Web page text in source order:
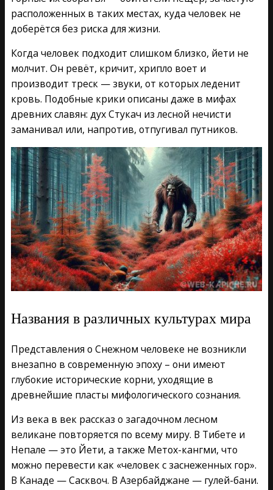
расположенных в таких местах, куда человек не
доберётся без риска для жизни.
Когда человек подходит слишком близко, йети не
молчит. Он ревёт, кричит, хрипло воет и
производит треск — звуки, от которых леденит
кровь. Подобные крики описаны даже в мифах
древних славян: дух Стукач из лесной нечисти
заманивал или, напротив, отпугивал путников.
Названия в различных культурах мира
Представления о Снежном человеке не возникли
внезапно в современную эпоху – они имеют
глубокие исторические корни, уходящие в
древнейшие пласты мифологического сознания.
Из века в век рассказ о загадочном лесном
великане повторяется по всему миру. В Тибете и
Непале — это Йети, а также Метох-кангми, что
можно перевести как «человек с заснеженных гор».
В Канаде — Сасквоч. В Азербайджане — гулей-бани.